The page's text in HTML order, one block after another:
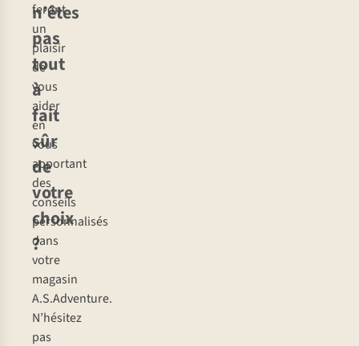
n’êtes
pas
tout
à
fait
sûr
de
votre
choix
?
feront
un
plaisir
de
vous
aider
en
vous
apportant
des
conseils
personnalisés
dans
votre
magasin
A.S.Adventure.
N’hésitez
pas